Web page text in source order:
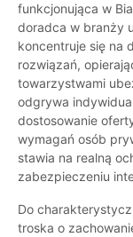
funkcjonująca w
doradca w branży
koncentruje się na
rozwiązań,
towarzystwami
odgrywa
dostosowanie
wymagań osób
stawia na realną
zabezpieczeniu
Do
troska o